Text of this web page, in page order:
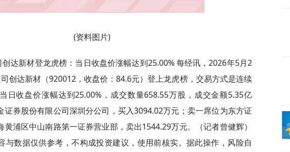
(资料图片)
达新材登龙虎榜：当日收盘价涨幅达到25.00% 每经讯，2026年5月2
创达新材（920012，收盘价：84.6元）登上龙虎榜，交易方式是连续
日收盘价涨幅达到25.00%，成交数量658.55万股，成交金额5.35亿
证券股份有限公司深圳分公司，买入3094.02万元；卖一席位为东方证
黄浦区中山南路第一证券营业部，卖出1544.29万元。（记者曾健辉）
与数据仅供参考，不构成投资建议，使用前核实。据此操作，风险自